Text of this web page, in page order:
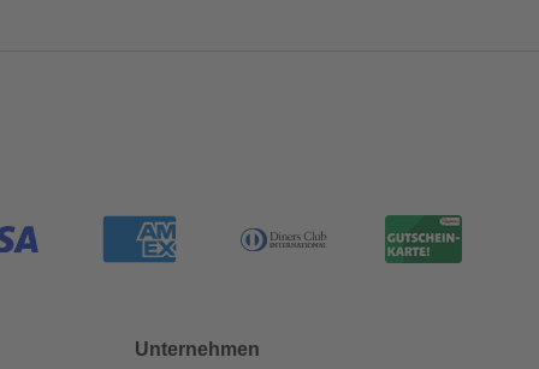
Unternehmen